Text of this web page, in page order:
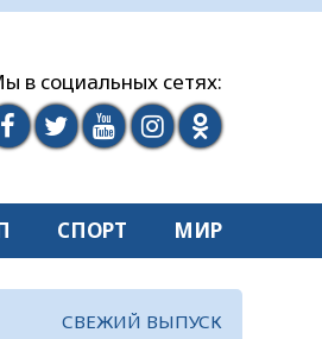
в социальных сетях:
СПОРТ МИР
СВЕЖИЙ ВЫПУСК